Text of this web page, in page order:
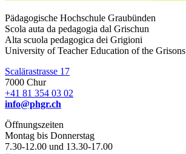
Pädagogische Hochschule Graubünden
Scola auta da pedagogia dal Grischun
Alta scuola pedagogica dei Grigioni
University of Teacher Education of the Grisons
Scalärastrasse 17
7000 Chur
+41 81 354 03 02
info@phgr.ch
Öffnungszeiten
Montag bis Donnerstag
7.30-12.00 und 13.30-17.00